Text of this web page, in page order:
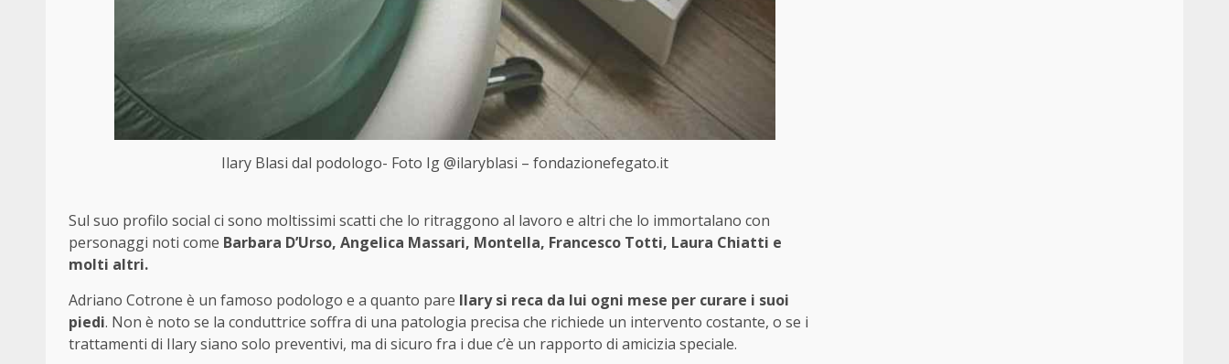
Ilary Blasi dal podologo- Foto Ig @ilaryblasi – fondazionefegato.it
Sul suo profilo social ci sono moltissimi scatti che lo ritraggono al lavoro e altri che lo immortalano con
personaggi noti come Barbara D’Urso, Angelica Massari, Montella, Francesco Totti, Laura Chiatti e
molti altri.
Adriano Cotrone è un famoso podologo e a quanto pare Ilary si reca da lui ogni mese per curare i suoi
piedi. Non è noto se la conduttrice soffra di una patologia precisa che richiede un intervento costante, o se i
trattamenti di Ilary siano solo preventivi, ma di sicuro fra i due c’è un rapporto di amicizia speciale.